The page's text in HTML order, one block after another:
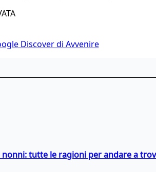
Discover di Avvenire
tutte le ragioni per andare a